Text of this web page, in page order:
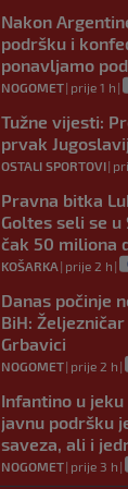
Nakon
podršku i
ponavljamo
NOGOMET| prije 1 h |
Tužne vijesti:
prvak
OSTALI SPORTOVI|
Pravna bitka
Goltes seli se u
čak 50 miliona
KOŠARKA | prije 2 h |
Danas počinje
BiH:
Grbavici
NOGOMET| prije 2 h |
Infantino u
javnu podršku
saveza, ali i
NOGOMET| prije 3 h |